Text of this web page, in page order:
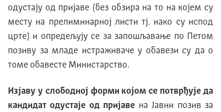
одустају од пријаве (без обзира на то на којем су
месту на прелиминарној листи тј. иако су испод
црте) и опредељују се за запошљавање по Петом
позиву за младе истраживаче у обавези су да о
томе обавесте Министарство.
Изјаву у слободној форми којом се потврђује да
кандидат одустаје од пријаве на Јавни позив за